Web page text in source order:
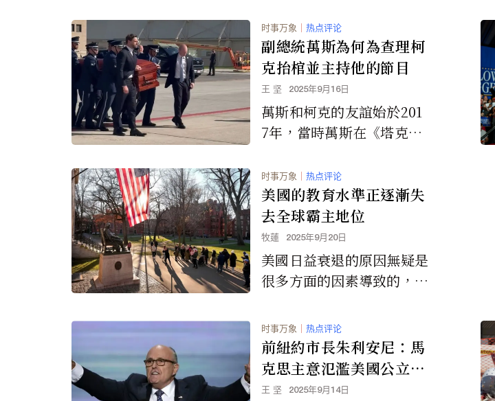
时事万象 ｜ 热点评论
副總統萬斯為何為查理柯
克抬棺並主持他的節目
王 坚 2025年9月16日
萬斯和柯克的友誼始於201
7年，當時萬斯在《塔克卡
一個如今已被遺忘的話題。
演出結束後，萬斯在推特上
收到了查理柯克的留言，稱
讚他的表現。對很多人來
說，這或許只是曇花一現，
但對萬斯來說，這卻是一段
时事万象 ｜ 热点评论
美國的教育水準正逐漸失
去全球霸主地位
牧蓮 2025年9月20日
美國日益衰退的原因無疑是
很多方面的因素導致的，而
其中很重要的一環。
时事万象 ｜ 热点评论
前紐約市長朱利安尼：馬
克思主意氾濫美國公立學
校
王 坚 2025年9月14日